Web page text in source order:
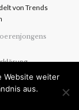
von Trends
Website weiter
aus.